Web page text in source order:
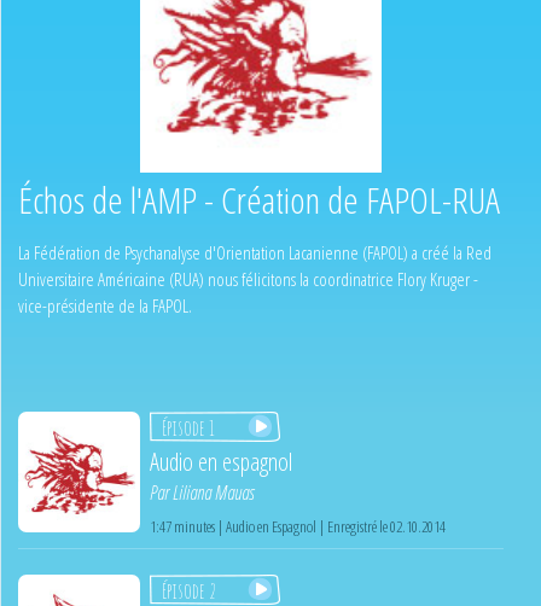
Échos de l'AMP - Création de FAPOL-RUA
La Fédération de Psychanalyse d'Orientation Lacanienne (FAPOL) a créé la Red
Universitaire Américaine (RUA) nous félicitons la coordinatrice Flory Kruger -
vice-présidente de la FAPOL.
Épisode 1
Audio en espagnol
ParLiliana Mauas
1:47 minutes | Audio en Espagnol | Enregistré le 02.10.2014
Épisode 2